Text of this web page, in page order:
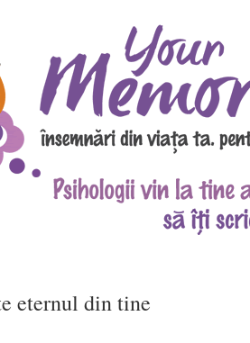
eternul din tine